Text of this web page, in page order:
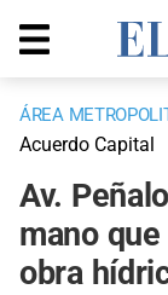
ÁREA
Acuerdo Capital
Av.
mano
obra